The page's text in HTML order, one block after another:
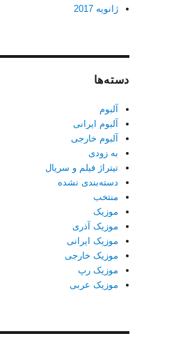
ژانویه 2017
دسته‌ها
آلبوم
آلبوم ایرانی
آلبوم خارجی
به زودی
تیتراژ فیلم و سریال
دسته‌بندی نشده
منتخب
موزیک
موزیک آذری
موزیک ایرانی
موزیک خارجی
موزیک رپ
موزیک عربی